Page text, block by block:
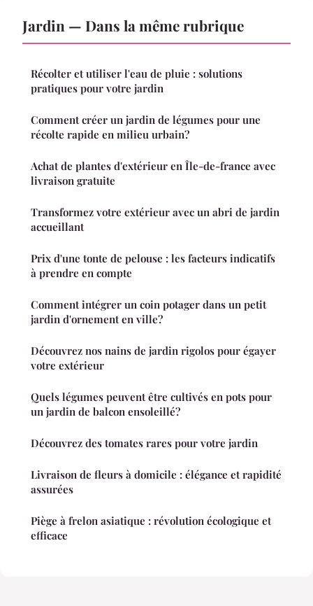
Jardin — Dans la même rubrique
Récolter et utiliser l'eau de pluie : solutions
pratiques pour votre jardin
Comment créer un jardin de légumes pour une
récolte rapide en milieu urbain?
Achat de plantes d'extérieur en Île-de-france avec
livraison gratuite
Transformez votre extérieur avec un abri de jardin
accueillant
Prix d'une tonte de pelouse : les facteurs indicatifs
à prendre en compte
Comment intégrer un coin potager dans un petit
jardin d'ornement en ville?
Découvrez nos nains de jardin rigolos pour égayer
votre extérieur
Quels légumes peuvent être cultivés en pots pour
un jardin de balcon ensoleillé?
Découvrez des tomates rares pour votre jardin
Livraison de fleurs à domicile : élégance et rapidité
assurées
Piège à frelon asiatique : révolution écologique et
efficace